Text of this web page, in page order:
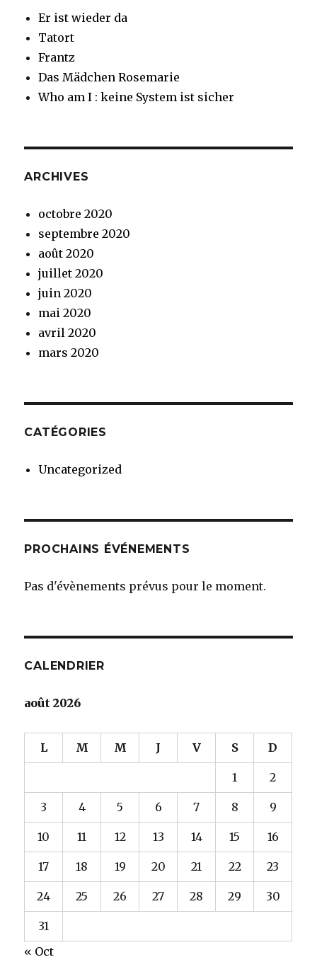
Er ist wieder da
Tatort
Frantz
Das Mädchen Rosemarie
Who am I : keine System ist sicher
ARCHIVES
octobre 2020
septembre 2020
août 2020
juillet 2020
juin 2020
mai 2020
avril 2020
mars 2020
CATÉGORIES
Uncategorized
PROCHAINS ÉVÉNEMENTS
Pas d'évènements prévus pour le moment.
CALENDRIER
août 2026
L M M J V S D
1 2
3 4 5 6 7 8 9
10 11 12 13 14 15 16
17 18 19 20 21 22 23
24 25 26 27 28 29 30
31
« Oct